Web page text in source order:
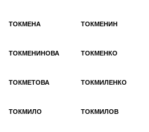
ТОКМЕНА ТОКМЕНИН
ТОКМЕНИНОВА ТОКМЕНКО
ТОКМЕТОВА ТОКМИЛЕНКО
ТОКМИЛО ТОКМИЛОВ